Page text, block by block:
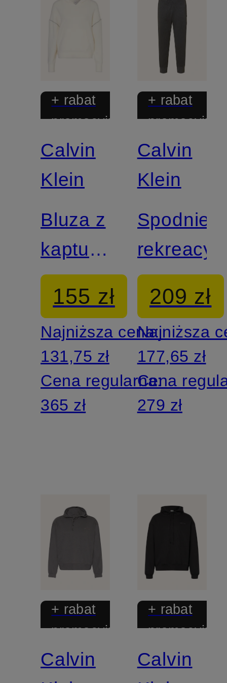
+ rabat
promocyjny
Mix &
Match
Calvin
Klein
Bluza z
kapturem
Lounge
PLUSH
155 zł
Najniższa cena:
131,75 zł
Cena regularna:
365 zł
+ rabat
promocyjny
Calvin
Klein
Spodnie
209 zł
Najniższa
177,65 zł
Cena
279 zł
+ rabat
promocyjny
Calvin
+ rabat
promocyjny
Calvin